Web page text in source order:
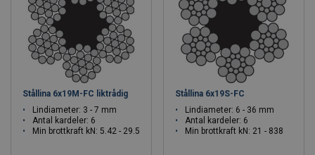
Stållina 6x19M-FC liktrådig
Lindiameter: 3 - 7 mm
Antal kardeler: 6
Min brottkraft kN: 5.42 - 29.5
Stållina 6x19S-FC
Lindiameter: 6 - 36 mm
Antal kardeler: 6
Min brottkraft kN: 21 - 838